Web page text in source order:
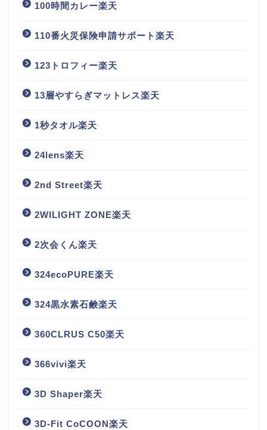
100時間カレー楽天
110番火災保険申請サポート楽天
123トロフィー楽天
13層やすらぎマットレス楽天
1秒タオル楽天
24lens楽天
2nd Street楽天
2WILIGHT ZONE楽天
2次会くん楽天
324ecoPURE楽天
324黒水素石鹸楽天
360CLRUS C50楽天
366vivi楽天
3D Shaper楽天
3D-Fit CoCOON楽天